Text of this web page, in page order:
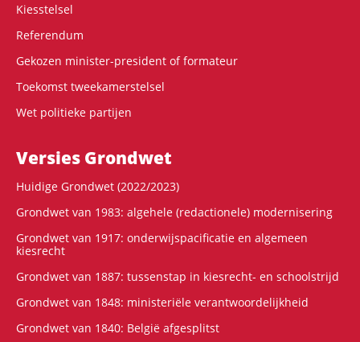
Kiesstelsel
Referendum
Gekozen minister-president of formateur
Toekomst tweekamerstelsel
Wet politieke partijen
Versies Grondwet
Huidige Grondwet (2022/2023)
Grondwet van 1983: algehele (redactionele) modernisering
Grondwet van 1917: onderwijspacificatie en algemeen
kiesrecht
Grondwet van 1887: tussenstap in kiesrecht- en schoolstrijd
Grondwet van 1848: ministeriële verantwoordelijkheid
Grondwet van 1840: België afgesplitst